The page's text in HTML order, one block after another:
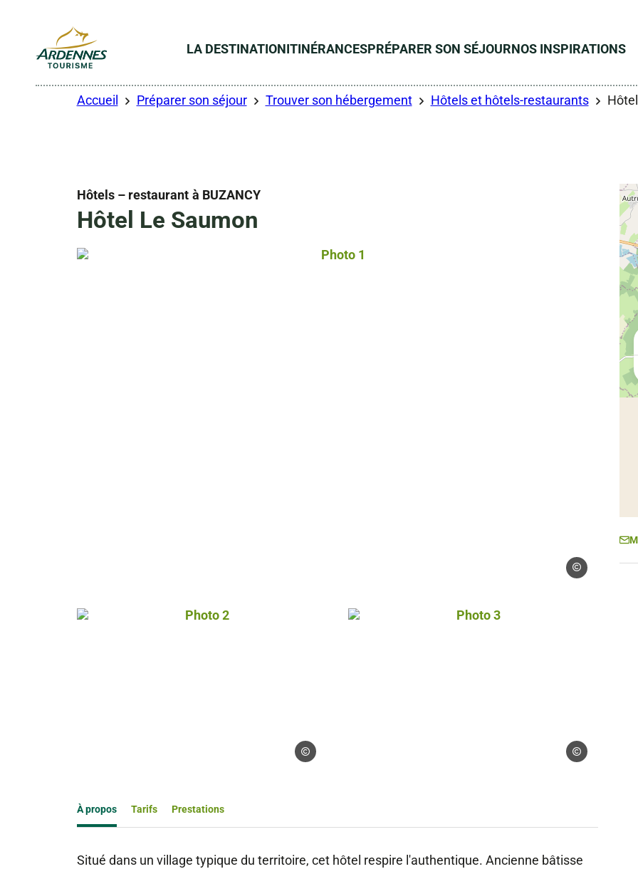
LA DESTINATIONITINÉRANCESPRÉPARER SON SÉJOURNOS INSPIRATIONS
Accueil Préparer son séjour Trouver son hébergement Hôtels et hôtels-restaurants
Hôtels – restaurant à BUZANCY
Hôtel Le Saumon
Photo 1, © Droits gérés
Droits gérés
Photo 2, © Droits gérés
Droits gérés
Photo 3, © Droits gérés
Droits gérés
À propos Tarifs Prestations
Situé dans un village typique du territoire, cet hôtel respire l'authentique. Ancienne bâtisse